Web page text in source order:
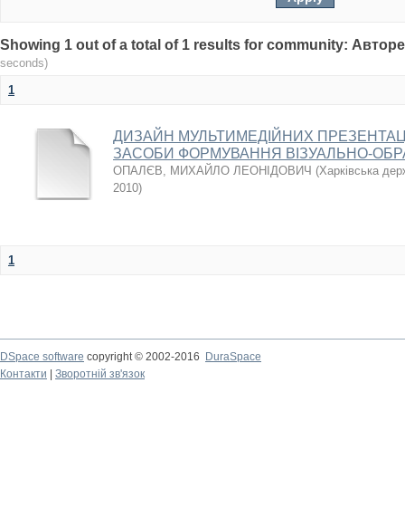
Showing 1 out of a total of 1 results for community:
seconds)
1
ДИЗАЙН МУЛЬТИМЕДІЙНИХ
ЗАСОБИ ФОРМУВАННЯ ВІЗУАЛЬНО-
ОПАЛЄВ, МИХАЙЛО ЛЕОНІДОВИЧ (Харківська
2010)
1
DSpace software copyright © 2002-2016
DuraSpace
Контакти
Зворотній зв'язок